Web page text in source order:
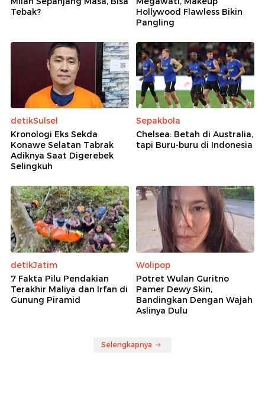
Tebak?
Hollywood Flawless Bikin
Pangling
detikSulsel
Kronologi Eks Sekda
Konawe Selatan Tabrak
Adiknya Saat Digerebek
Selingkuh
Sepakbola
Chelsea: Betah di Australia,
tapi Buru-buru di Indonesia
detikJatim
7 Fakta Pilu Pendakian
Terakhir Maliya dan Irfan di
Gunung Piramid
Wolipop
Potret Wulan Guritno
Pamer Dewy Skin,
Bandingkan Dengan Wajah
Aslinya Dulu
Selengkapnya